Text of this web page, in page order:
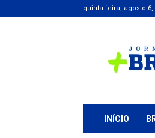
quinta-feira, agosto 6,
+
Bragança
INÍCIO